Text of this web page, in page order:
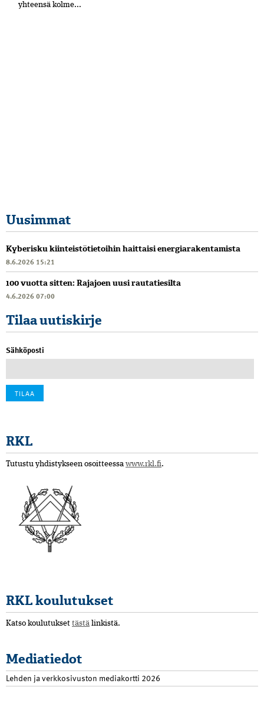
yhteensä kolme...
Uusimmat
Kyberisku kiinteistötietoihin haittaisi energiarakentamista
8.6.2026 15:21
100 vuotta sitten: Rajajoen uusi rautatiesilta
4.6.2026 07:00
Tilaa uutiskirje
Sähköposti
RKL
Tutustu yhdistykseen osoitteessa www.rkl.fi.
RKL koulutukset
Katso koulutukset tästä linkistä.
Mediatiedot
Lehden ja verkkosivuston mediakortti 2026